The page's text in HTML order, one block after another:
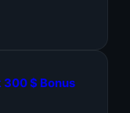
300 $ Bonus